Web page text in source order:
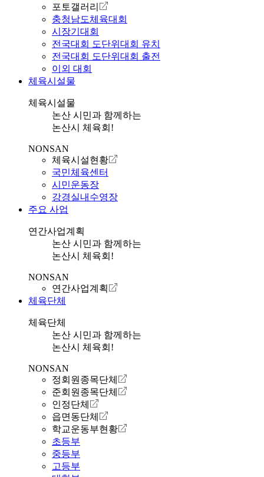
포토갤러리
충청남도체육대회
시장기대회
전국대회 도단위대회 유치
전국대회 도단위대회 출전
이외 대회
체육시설물
체육시설물
논산 시민과 함께하는
논산시 체육회!
NONSAN
체육시설현황
국민체육센터
시민운동장
강경실내수영장
주요 사업
연간사업계획
논산 시민과 함께하는
논산시 체육회!
NONSAN
연간사업계획
체육단체
체육단체
논산 시민과 함께하는
논산시 체육회!
NONSAN
정회원종목단체
준회원종목단체
인정단체
읍면동단체
학교운동부현황
초등부
중등부
고등부